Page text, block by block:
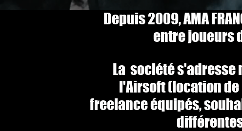
Depuis 2009, AMA
entre joueurs
La société s'adresse
l'Airsoft (location
freelance équipés,